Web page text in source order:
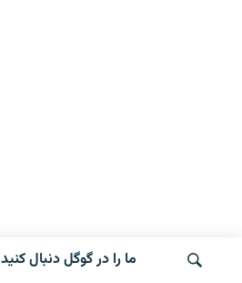
ما را در گوگل دنبال کنید
پخش آنلاین